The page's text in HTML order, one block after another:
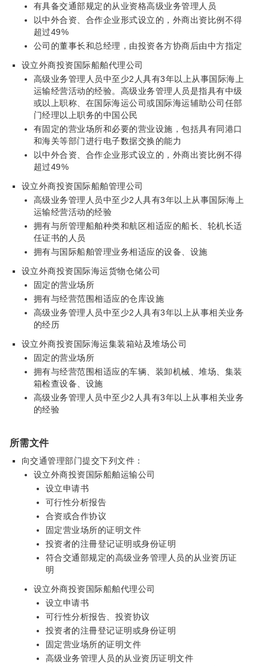
有具备交通部规定的从业资格高级业务管理人员
以中外合资、合作企业形式设立的，外商出资比例不得
超过49%
公司的董事长和总经理，由投资各方协商后由中方指定
设立外商投资国际船舶代理公司
高级业务管理人员中至少2人具有3年以上从事国际海上
运输经营活动的经验。高级业务管理人员是指具有中级
或以上职称、在国际海运公司或国际海运辅助公司任部
门经理以上职务的中国公民
有固定的营业场所和必要的营业设施，包括具有同港口
和海关等部门进行电子数据交换的能力
以中外合资、合作企业形式设立的，外商出资比例不得
超过49%
设立外商投资国际船舶管理公司
高级业务管理人员中至少2人具有3年以上从事国际海上
运输经营活动的经验
拥有与所管理船舶种类和航区相适应的船长、轮机长适
任证书的人员
拥有与国际船舶管理业务相适应的设备、设施
设立外商投资国际海运货物仓储公司
固定的营业场所
拥有与经营范围相适应的仓库设施
高级业务管理人员中至少2人具有3年以上从事相关业务
的经历
设立外商投资国际海运集装箱站及堆场公司
固定的营业场所
拥有与经营范围相适应的车辆、装卸机械、堆场、集装
箱检查设备、设施
高级业务管理人员中至少2人具有3年以上从事相关业务
的经验
所需文件
向交通管理部门提交下列文件：
设立外商投资国际船舶运输公司
设立申请书
可行性分析报告
合资或合作协议
固定营业场所的证明文件
投资者的注冊登记证明或身份证明
符合交通部规定的高级业务管理人员的从业资历证
明
设立外商投资国际船舶代理公司
设立申请书
可行性分析报告、投资协议
投资者的注冊登记证明或身份证明
固定营业场所的证明文件
高级业务管理人员的从业资历证明文件